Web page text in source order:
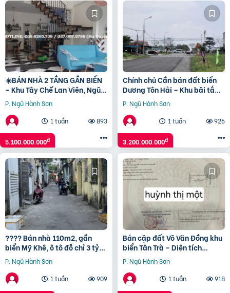
☀️BÁN NHÀ 2 TẦNG GẦN BIỂN
– Khu Tây Chế Lan Viên, Ngũ
Hành Sơn, Đà Nẵng
P. Ngũ Hành Sơn
1 tuần
893
5.100.000.000đ
Chính chủ Cần bán đất biển
Dương Tôn Hải – Khu bãi tắm
Non Nước
P. Ngũ Hành Sơn
1 tuần
926
3.200.000.000đ
???? Bán nhà 110m2, gần
biển Mỹ Khê, ô tô đỗ chỉ 3 tỷ
700
P. Ngũ Hành Sơn
1 tuần
909
Bán cặp đất Võ Văn Đồng khu
biển Tân Trà – Diện tích
200m2m2, ngang 10m
P. Ngũ Hành Sơn
1 tuần
918